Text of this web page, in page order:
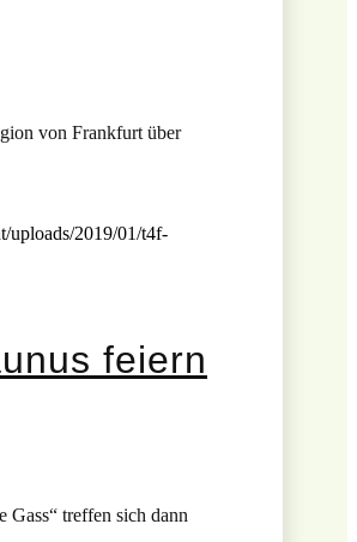
von Frankfurt über
uploads/2019/01/t4f-
feiern
Gass“ treffen sich dann